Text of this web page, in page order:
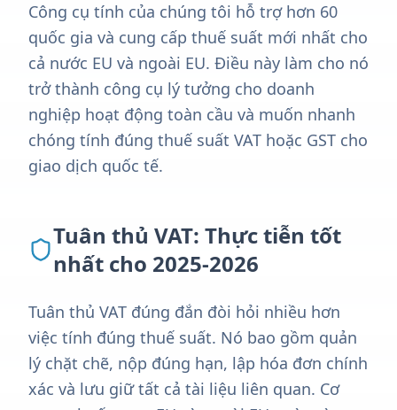
Công cụ tính của chúng tôi hỗ trợ hơn 60
quốc gia và cung cấp thuế suất mới nhất cho
cả nước EU và ngoài EU. Điều này làm cho nó
trở thành công cụ lý tưởng cho doanh
nghiệp hoạt động toàn cầu và muốn nhanh
chóng tính đúng thuế suất VAT hoặc GST cho
giao dịch quốc tế.
Tuân thủ VAT: Thực tiễn tốt
nhất cho 2025-2026
Tuân thủ VAT đúng đắn đòi hỏi nhiều hơn
việc tính đúng thuế suất. Nó bao gồm quản
lý chặt chẽ, nộp đúng hạn, lập hóa đơn chính
xác và lưu giữ tất cả tài liệu liên quan. Cơ